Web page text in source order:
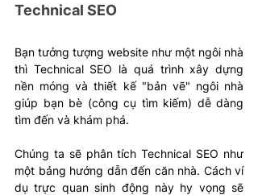
Technical SEO
Bạn tưởng tượng website như một ngôi nhà
thì Technical SEO là quá trình xây dựng
nền móng và thiết kế "bản vẽ" ngôi nhà
giúp bạn bè (công cụ tìm kiếm) dễ dàng
tìm đến và khám phá.
Chúng ta sẽ phân tích Technical SEO như
một bảng hướng dẫn đến căn nhà. Cách ví
dụ trực quan sinh động này hy vọng sẽ